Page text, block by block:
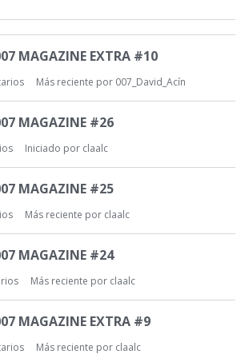
MAGAZINE EXTRA #10
Más reciente por 007_David_Acín
MAGAZINE #26
Iniciado por claalc
MAGAZINE #25
Más reciente por claalc
MAGAZINE #24
Más reciente por claalc
MAGAZINE EXTRA #9
Más reciente por claalc